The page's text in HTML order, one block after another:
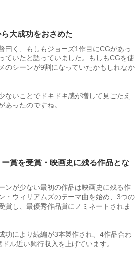
大成功をおさめた
曰く、もしもジョーズ1作目にCGがあっ
ていたと語っていました。もしもCGを使
のシーンが9割になっていたかもしれなか
ないことでドキドキ感が増して見ごたえ
あったのですね。
賞を受賞・映画史に残る作品とな
ンが少ない最初の作品は映画史に残る作
・ウィリアムズのテーマ曲を始め、3つの
賞し、最優秀作品賞にノミネートされま
功により続編が3本製作され、4作品合わ
ル近い興行収入を上げています。